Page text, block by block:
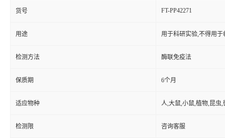
货号 FT-PP42271
用途 用于科研实验,不得用于
检测方法 酶联免疫法
保质期 6个月
适应物种 人,大鼠,小鼠,植物,昆虫,
检测限 咨询客服